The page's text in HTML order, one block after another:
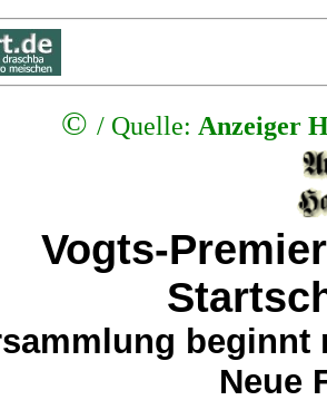
© / Quelle: Anzeiger
Vogts-
Neue